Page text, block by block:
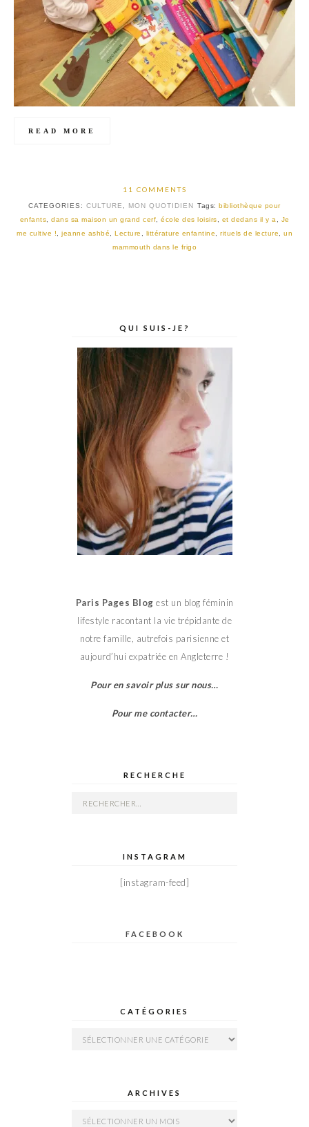
READ MORE
11 COMMENTS
CATEGORIES:CULTURE MON QUOTIDIEN Tags:bibliothèque pour
enfants
dans sa maison un grand cerf école des loisirs et dedans il y a
Je
me cultive !
jeanne ashbé Lecture littérature enfantine rituels de lecture
un
mammouth dans le frigo
QUI SUIS-JE?
Paris Pages Blog est un blog féminin
lifestyle racontant la vie trépidante de
notre famille, autrefois parisienne et
aujourd’hui expatriée en Angleterre !
Pour en savoir plus sur nous…
Pour me contacter…
RECHERCHE
Rechercher :
INSTAGRAM
[instagram-feed]
FACEBOOK
CATÉGORIES
Catégories
ARCHIVES
Archives